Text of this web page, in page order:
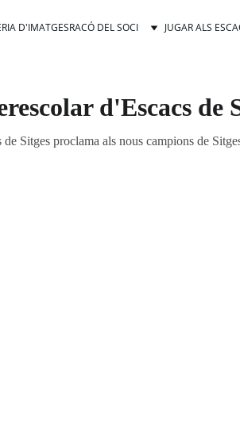
D'IMATGESRACÓ DEL SOCI JUGAR ALS
d'Escacs de
Sitges proclama als nous campions de